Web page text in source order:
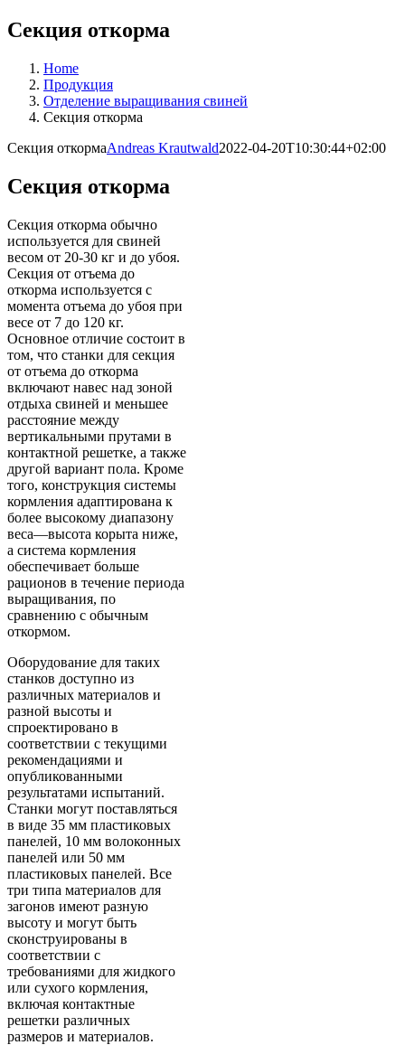
Секция откорма
Home
Продукция
Отделение выращивания свиней
Секция откорма
Секция откормаAndreas Krautwald2022-04-20T10:30:44+02:00
Секция откорма
Секция откорма обычно
используется для свиней
весом от 20-30 кг и до убоя.
Секция от отъема до
откорма используется с
момента отъема до убоя при
весе от 7 до 120 кг.
Основное отличие состоит в
том, что станки для секция
от отъема до откорма
включают навес над зоной
отдыха свиней и меньшее
расстояние между
вертикальными прутами в
контактной решетке, а также
другой вариант пола. Кроме
того, конструкция системы
кормления адаптирована к
более высокому диапазону
веса—высота корыта ниже,
а система кормления
обеспечивает больше
рационов в течение периода
выращивания, по
сравнению с обычным
откормом.
Оборудование для таких
станков доступно из
различных материалов и
разной высоты и
спроектировано в
соответствии с текущими
рекомендациями и
опубликованными
результатами испытаний.
Станки могут поставляться
в виде 35 мм пластиковых
панелей, 10 мм волоконных
панелей или 50 мм
пластиковых панелей. Все
три типа материалов для
загонов имеют разную
высоту и могут быть
сконструированы в
соответствии с
требованиями для жидкого
или сухого кормления,
включая контактные
решетки различных
размеров и материалов.